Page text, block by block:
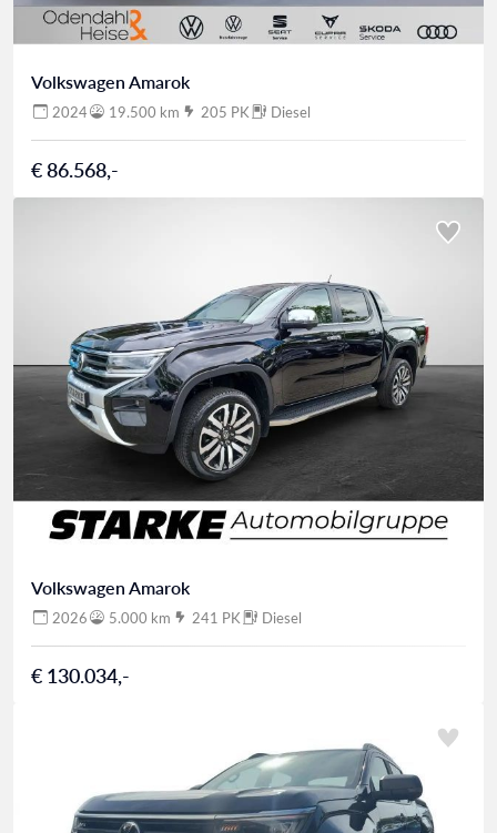
Volkswagen Amarok
2024 19.500 km 205 PK Diesel
€ 86.568,-
Volkswagen Amarok
2026 5.000 km 241 PK Diesel
€ 130.034,-